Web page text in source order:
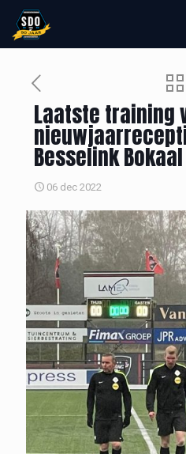
Laatste training
Besselink Bokaal
06 dec 2022